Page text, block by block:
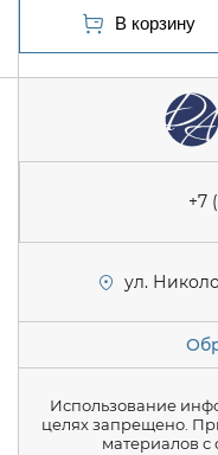
+7
ул.
Использование
целях запрещено.
материалов с